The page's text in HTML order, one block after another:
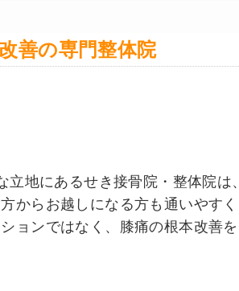
善の専門整体院
立地にあるせき接骨院・整体院は
からお越しになる方も通いやす
ョンではなく、膝痛の根本改善